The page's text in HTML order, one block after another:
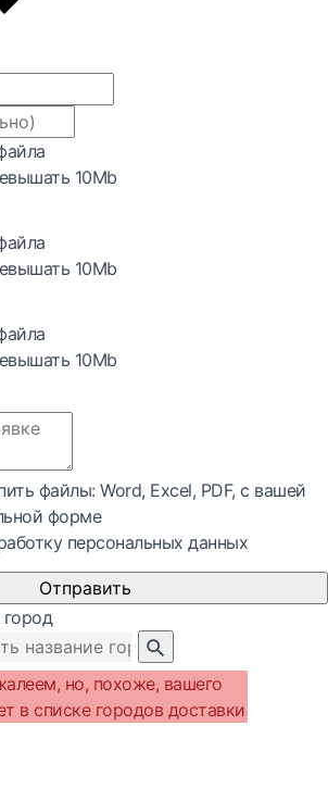
10Mb
10Mb
10Mb
файлы: Word, Exсel, PDF, с вашей
форме
персональных данных
Отправить
но, похоже, вашего
в списке городов доставки